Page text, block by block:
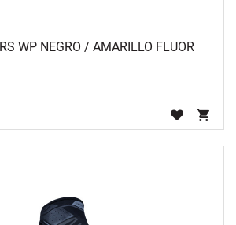
WP NEGRO / AMARILLO FLUOR